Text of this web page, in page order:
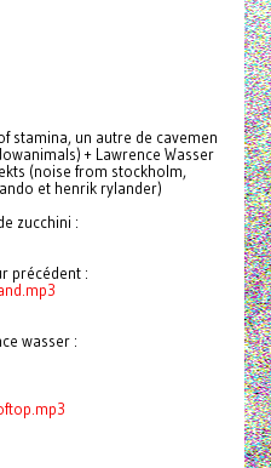
stamina, un autre de cavemen
+ Lawrence Wasser
(noise from stockholm,
et henrik rylander)
zucchini :
précédent :
wasser :